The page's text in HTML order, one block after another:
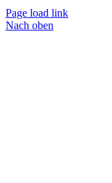
Page load link
Nach oben